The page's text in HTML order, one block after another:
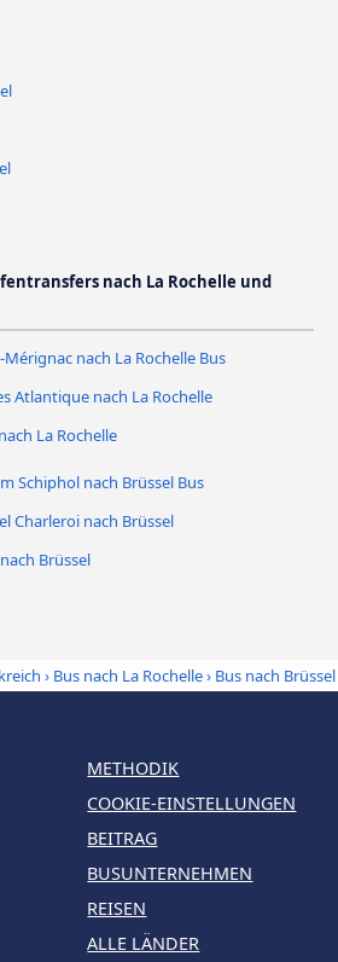
nach La Rochelle und
nach La Rochelle Bus
Atlantique nach La Rochelle
La Rochelle
Schiphol nach Brüssel Bus
Charleroi nach Brüssel
Brüssel
› Bus nach La Rochelle› Bus nach Brüssel
METHODIK
COOKIE-EINSTELLUNGEN
BEITRAG
BUSUNTERNEHMEN
REISEN
ALLE LÄNDER